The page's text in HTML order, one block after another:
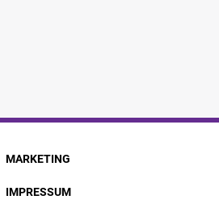
MARKETING
IMPRESSUM